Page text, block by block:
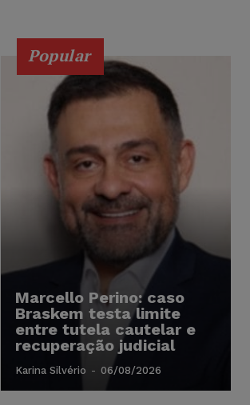
Popular
Marcello Perino: caso
Braskem testa limite
entre tutela cautelar e
recuperação judicial
Karina Silvério - 06/08/2026